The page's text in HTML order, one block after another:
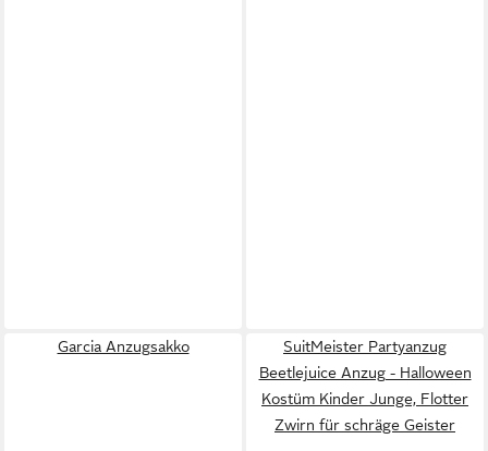
Garcia Anzugsakko
SuitMeister Partyanzug
Beetlejuice Anzug - Halloween
Kostüm Kinder Junge, Flotter
Zwirn für schräge Geister